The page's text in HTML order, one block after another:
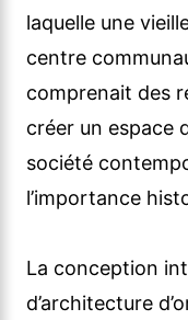
laquelle une
centre
comprenait des
créer un espace
société
l’importance
La conception
d’architecture